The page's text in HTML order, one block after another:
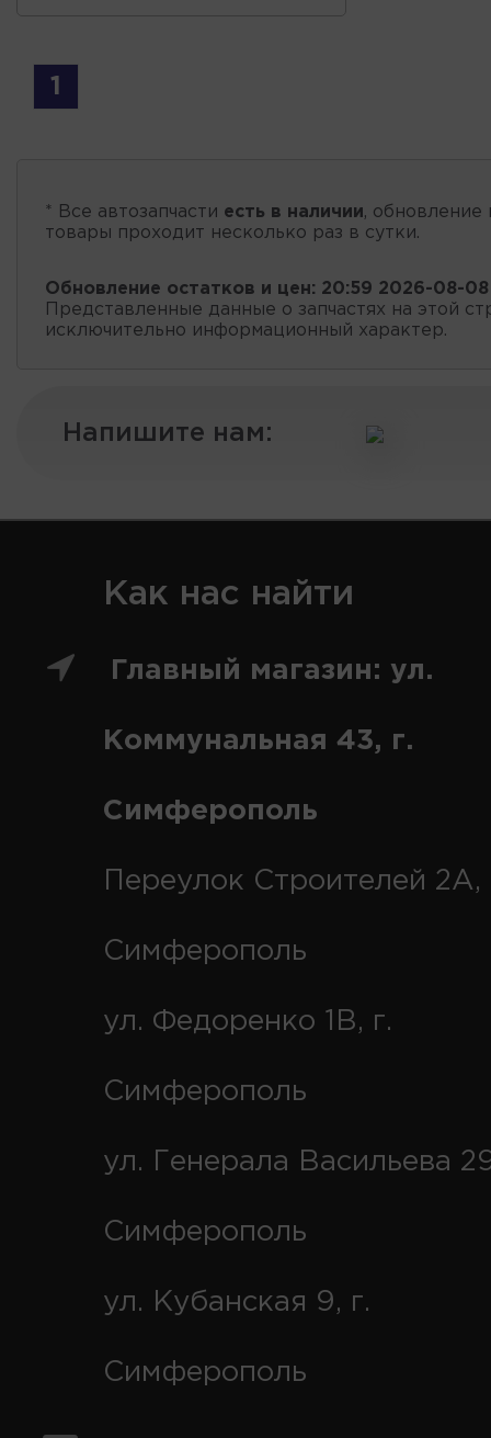
1
* Все автозапчасти есть в наличии, обновление
товары проходит несколько раз в сутки.
Обновление остатков и цен: 20:59 2026-08-08
Представленные данные о запчастях на этой
исключительно информационный характер.
Напишите нам:
Как нас найти
Главный магазин: ул.
Коммунальная 43, г.
Симферополь
Переулок Строителей 2А,
Симферополь
ул. Федоренко 1В, г.
Симферополь
ул. Генерала Васильева
Симферополь
ул. Кубанская 9, г.
Симферополь